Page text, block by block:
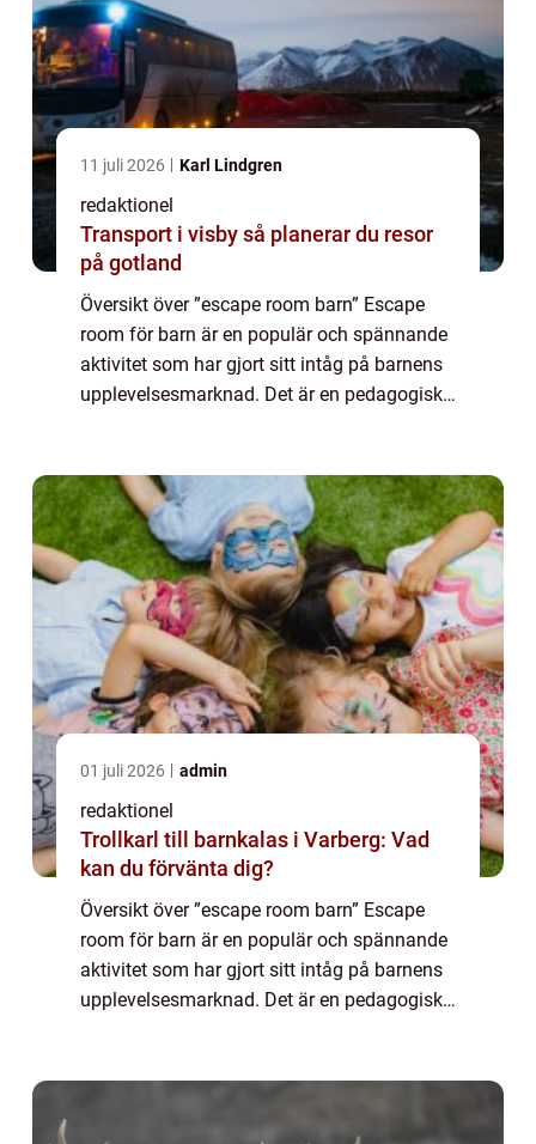
11 juli 2026 Karl Lindgren
redaktionel
Transport i visby så planerar du resor
på gotland
Översikt över ”escape room barn” Escape
room för barn är en populär och spännande
aktivitet som har gjort sitt intåg på barnens
upplevelsesmarknad. Det är en pedagogisk
01 juli 2026 admin
redaktionel
Trollkarl till barnkalas i Varberg: Vad
kan du förvänta dig?
Översikt över ”escape room barn” Escape
room för barn är en populär och spännande
aktivitet som har gjort sitt intåg på barnens
upplevelsesmarknad. Det är en pedagogisk